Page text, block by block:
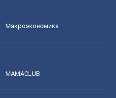
Mакроэкономика
MAMACLUB